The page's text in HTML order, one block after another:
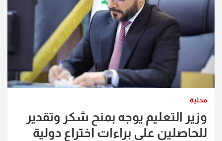
محلية
وزير التعليم يوجه بمنح شكر وتقدير
للحاصلين على براءات اختراع دولية